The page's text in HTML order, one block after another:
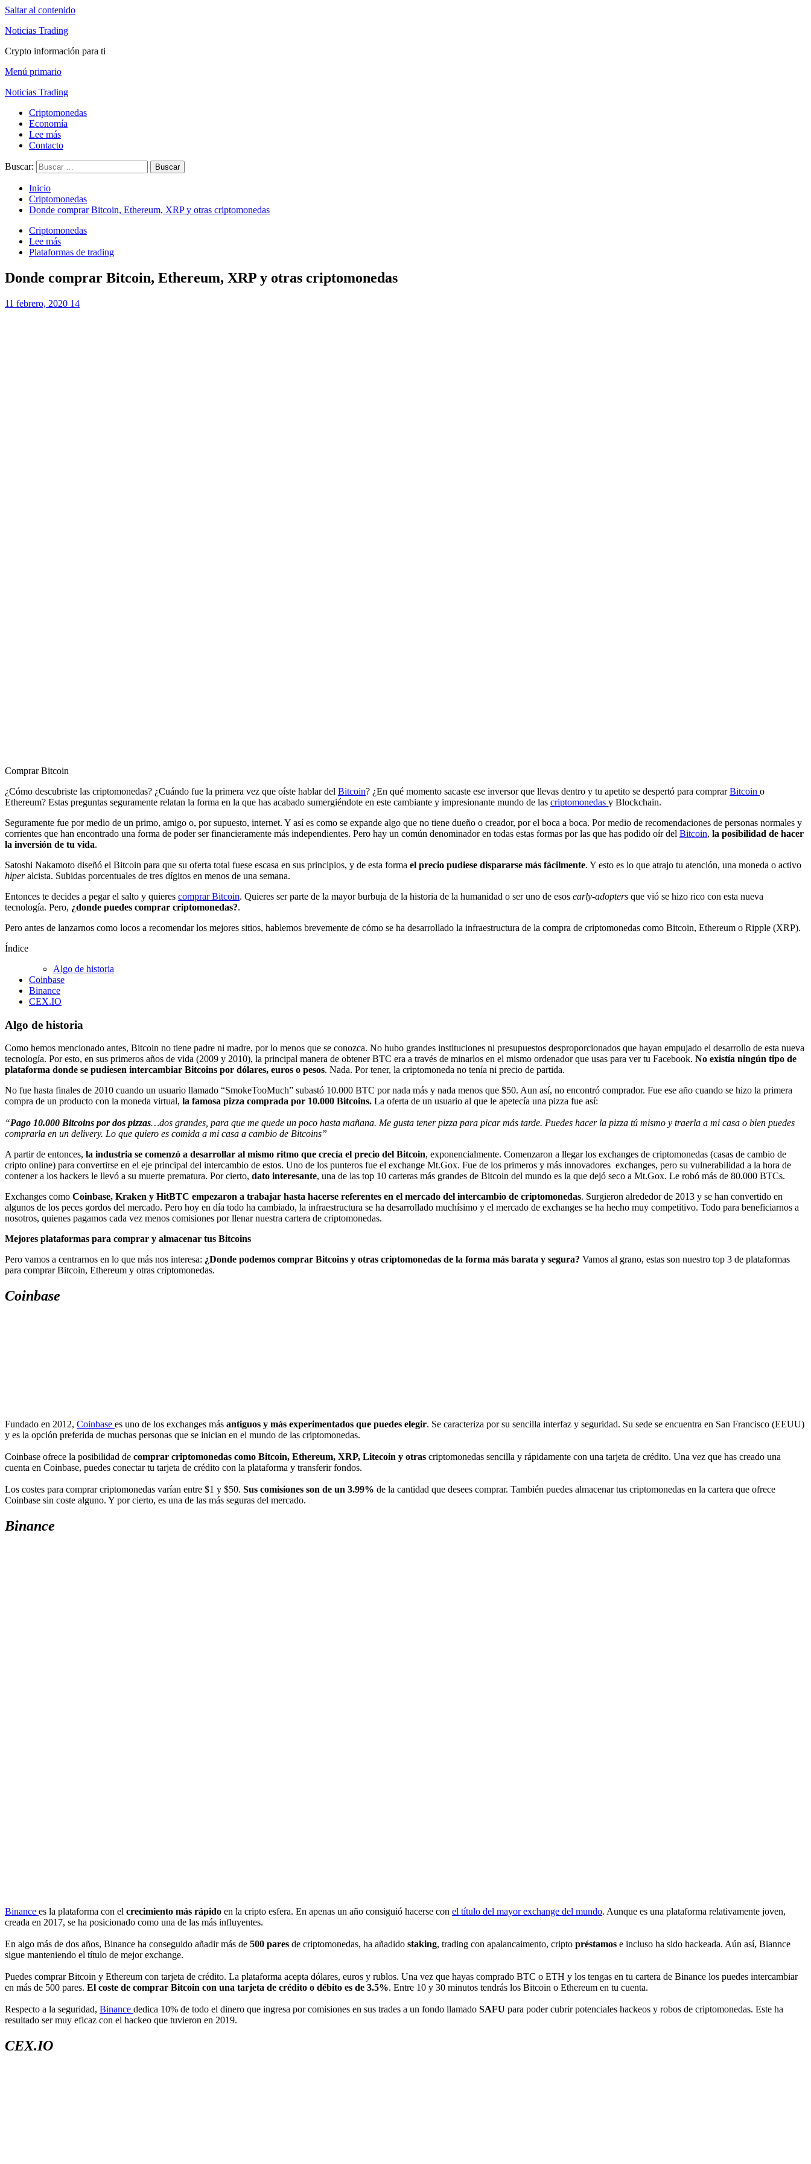
Saltar al contenido
Noticias Trading
Crypto información para ti
Menú primario
Noticias Trading
Criptomonedas
Economía
Lee más
Contacto
Buscar:
Inicio
Criptomonedas
Donde comprar Bitcoin, Ethereum, XRP y otras criptomonedas
Criptomonedas
Lee más
Plataformas de trading
Donde comprar Bitcoin, Ethereum, XRP y otras criptomonedas
11 febrero, 2020 14
Comprar Bitcoin
¿Cómo descubriste las criptomonedas? ¿Cuándo fue la primera vez que oíste hablar del Bitcoin? ¿En qué momento sacaste ese inversor que llevas dentro y tu apetito se despertó para comprarBitcoin o
Ethereum? Estas preguntas seguramente relatan la forma en la que has acabado sumergiéndote en este cambiante y impresionante mundo de las criptomonedas y Blockchain.
Seguramente fue por medio de un primo, amigo o, por supuesto, internet. Y así es como se expande algo que no tiene dueño o creador, por el boca a boca. Por medio de recomendaciones de personas normales y
corrientes que han encontrado una forma de poder ser financieramente más independientes. Pero hay un común denominador en todas estas formas por las que has podido oír del Bitcoin, la posibilidad de hacer
la inversión de tu vida.
Satoshi Nakamoto diseñó el Bitcoin para que su oferta total fuese escasa en sus principios, y de esta forma el precio pudiese dispararse más fácilmente. Y esto es lo que atrajo tu atención, una moneda o activo
hiperalcista. Subidas porcentuales de tres dígitos en menos de una semana.
Entonces te decides a pegar el salto y quieres comprar Bitcoin. Quieres ser parte de la mayor burbuja de la historia de la humanidad o ser uno de esos early-adopters que vió se hizo rico con esta nueva
tecnología. Pero, ¿donde puedes comprar criptomonedas?.
Pero antes de lanzarnos como locos a recomendar los mejores sitios, hablemos brevemente de cómo se ha desarrollado la infraestructura de la compra de criptomonedas como Bitcoin, Ethereum o Ripple (XRP).
Índice
Algo de historia
Coinbase
Binance
CEX.IO
Algo de historia
Como hemos mencionado antes, Bitcoin no tiene padre ni madre, por lo menos que se conozca. No hubo grandes instituciones ni presupuestos desproporcionados que hayan empujado el desarrollo de esta nueva
tecnología. Por esto, en sus primeros años de vida (2009 y 2010), la principal manera de obtener BTC era a través de minarlos en el mismo ordenador que usas para ver tu Facebook. No existía ningún tipo de
plataforma donde se pudiesen intercambiar Bitcoins por dólares, euros o pesos. Nada. Por tener, la criptomoneda no tenía ni precio de partida.
No fue hasta finales de 2010 cuando un usuario llamado “SmokeTooMuch” subastó 10.000 BTC por nada más y nada menos que $50. Aun así, no encontró comprador. Fue ese año cuando se hizo la primera
compra de un producto con la moneda virtual, la famosa pizza comprada por 10.000 Bitcoins. La oferta de un usuario al que le apetecía una pizza fue así:
“Pago 10.000 Bitcoins por dos pizzas…dos grandes, para que me quede un poco hasta mañana. Me gusta tener pizza para picar más tarde. Puedes hacer la pizza tú mismo y traerla a mi casa o bien puedes
comprarla en un delivery. Lo que quiero es comida a mi casa a cambio de Bitcoins”
A partir de entonces, la industria se comenzó a desarrollar al mismo ritmo que crecía el precio del Bitcoin, exponencialmente. Comenzaron a llegar los exchanges de criptomonedas (casas de cambio de
cripto online) para convertirse en el eje principal del intercambio de estos. Uno de los punteros fue el exchange Mt.Gox. Fue de los primeros y más innovadores exchanges, pero su vulnerabilidad a la hora de
contener a los hackers le llevó a su muerte prematura. Por cierto, dato interesante, una de las top 10 carteras más grandes de Bitcoin del mundo es la que dejó seco a Mt.Gox. Le robó más de 80.000 BTCs.
Exchanges como Coinbase, Kraken y HitBTC empezaron a trabajar hasta hacerse referentes en el mercado del intercambio de criptomonedas. Surgieron alrededor de 2013 y se han convertido en
algunos de los peces gordos del mercado. Pero hoy en día todo ha cambiado, la infraestructura se ha desarrollado muchísimo y el mercado de exchanges se ha hecho muy competitivo. Todo para beneficiarnos a
nosotros, quienes pagamos cada vez menos comisiones por llenar nuestra cartera de criptomonedas.
Mejores plataformas para comprar y almacenar tus Bitcoins
Pero vamos a centrarnos en lo que más nos interesa: ¿Donde podemos comprar Bitcoins y otras criptomonedas de la forma más barata y segura? Vamos al grano, estas son nuestro top 3 de plataformas
para comprar Bitcoin, Ethereum y otras criptomonedas.
Coinbase
Fundado en 2012, Coinbase es uno de los exchanges más antiguos y más experimentados que puedes elegir. Se caracteriza por su sencilla interfaz y seguridad. Su sede se encuentra en San Francisco (EEUU)
y es la opción preferida de muchas personas que se inician en el mundo de las criptomonedas.
Coinbase ofrece la posibilidad de comprar criptomonedas como Bitcoin, Ethereum, XRP, Litecoin y otras criptomonedas sencilla y rápidamente con una tarjeta de crédito. Una vez que has creado una
cuenta en Coinbase, puedes conectar tu tarjeta de crédito con la plataforma y transferir fondos.
Los costes para comprar criptomonedas varían entre $1 y $50. Sus comisiones son de un 3.99% de la cantidad que desees comprar. También puedes almacenar tus criptomonedas en la cartera que ofrece
Coinbase sin coste alguno. Y por cierto, es una de las más seguras del mercado.
Binance
Binance es la plataforma con el crecimiento más rápido en la cripto esfera. En apenas un año consiguió hacerse con el título del mayor exchange del mundo. Aunque es una plataforma relativamente joven,
creada en 2017, se ha posicionado como una de las más influyentes.
En algo más de dos años, Binance ha conseguido añadir más de 500 pares de criptomonedas, ha añadido staking, trading con apalancaimento, cripto préstamos e incluso ha sido hackeada. Aún así, Biannce
sigue manteniendo el título de mejor exchange.
Puedes comprar Bitcoin y Ethereum con tarjeta de crédito. La plataforma acepta dólares, euros y rublos. Una vez que hayas comprado BTC o ETH y los tengas en tu cartera de Binance los puedes intercambiar
en más de 500 pares. El coste de comprar Bitcoin con una tarjeta de crédito o débito es de 3.5%. Entre 10 y 30 minutos tendrás los Bitcoin o Ethereum en tu cuenta.
Respecto a la seguridad, Binance dedica 10% de todo el dinero que ingresa por comisiones en sus trades a un fondo llamado SAFU para poder cubrir potenciales hackeos y robos de criptomonedas. Este ha
resultado ser muy eficaz con el hackeo que tuvieron en 2019.
CEX.IO